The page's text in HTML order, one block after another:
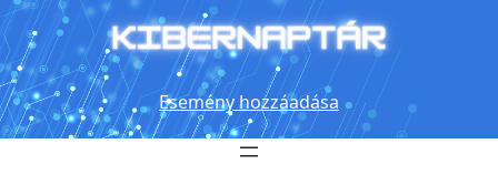
Esemény hozzáadása